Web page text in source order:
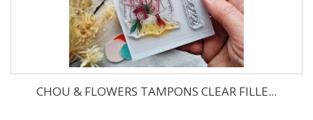
CHOU & FLOWERS TAMPONS CLEAR FILLE...